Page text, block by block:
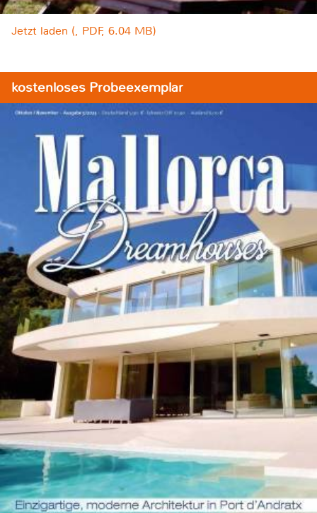
Jetzt laden (, PDF, 6.04 MB)
kostenloses Probeexemplar